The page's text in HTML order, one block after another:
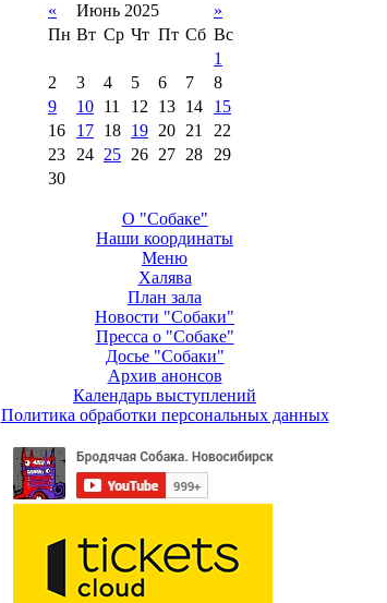
«
Июнь 2025
»
Пн Вт Ср Чт Пт Сб Вс
1
2
3 4 5 6 7
8
9
10 11 12 13 14
15
16
17 18 19 20 21
22
23
24 25 26 27 28
29
30
О "Собаке"
Наши координаты
Меню
Халява
План зала
Новости "Собаки"
Пресса о "Собаке"
Досье "Собаки"
Архив анонсов
Календарь выступлений
Политика обработки персональных данных